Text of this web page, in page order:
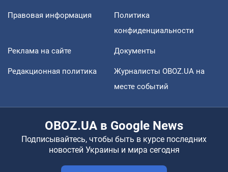
Правовая информация
Политика
конфиденциальности
Реклама на сайте Документы
Редакционная политика
Журналисты OBOZ.UA на
месте событий
OBOZ.UA в Google News
Подписывайтесь, чтобы быть в курсе последних
новостей Украины и мира сегодня